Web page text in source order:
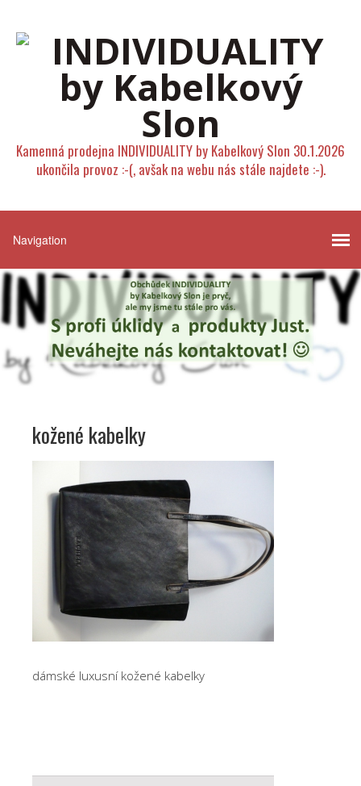
Kamenná prodejna INDIVIDUALITY by Kabelkový Slon 30.1.2026
ukončila provoz :-(, avšak na webu nás stále najdete :-).
kožené kabelky
dámské luxusní kožené kabelky